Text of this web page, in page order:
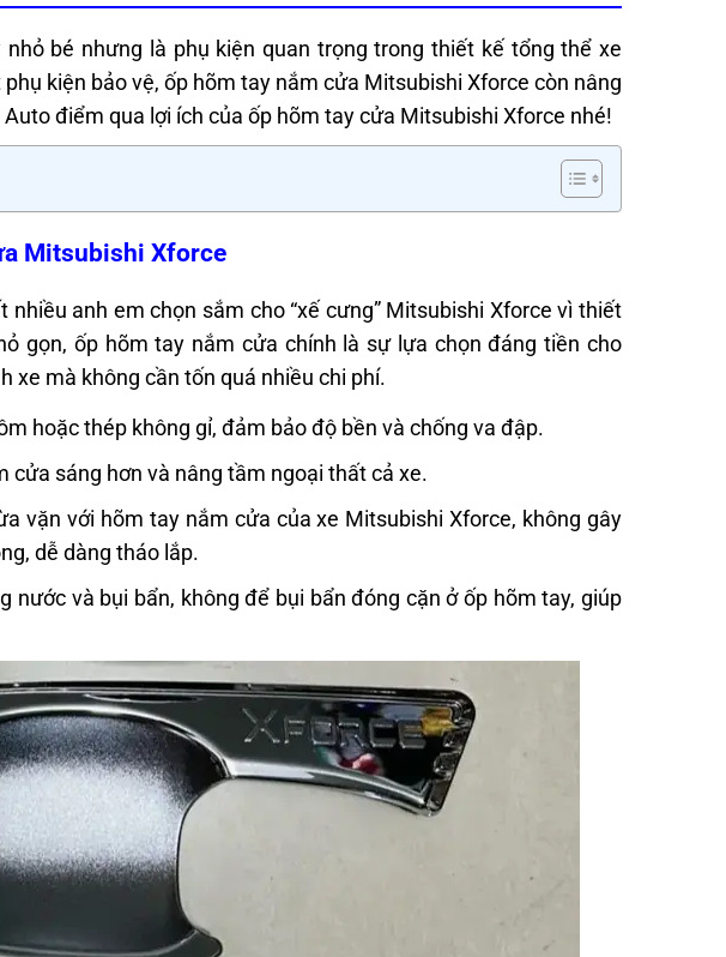
nhỏ bé nhưng là phụ kiện quan trọng trong thiết kế tổng thể xe
kiện bảo vệ, ốp hõm tay nắm cửa Mitsubishi Xforce còn nâng
điểm qua lợi ích của ốp hõm tay cửa Mitsubishi Xforce nhé!
Mitsubishi Xforce
anh em chọn sắm cho “xế cưng” Mitsubishi Xforce vì thiết
gọn, ốp hõm tay nắm cửa chính là sự lựa chọn đáng tiền cho
xe mà không cần tốn quá nhiều chi phí.
hoặc thép không gỉ, đảm bảo độ bền và chống va đập.
cửa sáng hơn và nâng tầm ngoại thất cả xe.
vặn với hõm tay nắm cửa của xe Mitsubishi Xforce, không gây
dễ dàng tháo lắp.
nước và bụi bẩn, không để bụi bẩn đóng cặn ở ốp hõm tay, giúp